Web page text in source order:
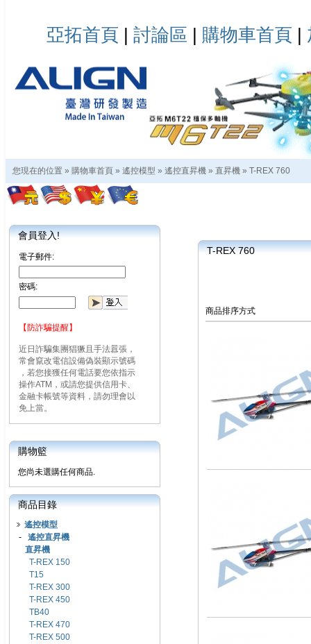
亞拓首頁 | 討論區 | 購物車首頁 |
您現在的位置 » 購物車首頁 » 遙控模型 » 遙控直昇機 » 直昇機 » T-REX 760
會員登入!
電子郵件:
密碼:
【防詐騙提醒】
近日詐騙集團猖獗且手法囂張，
常會竄改電信設備偽裝顯示號碼
，若您接獲任何電話要您依指示
操作ATM，或請您提供信用卡、
金融卡帳號等資料，請勿理會以
免上當。
購物籃
您尚未選購任何商品.
商品目錄
遙控模型
- 遙控直昇機
直昇機
T-REX 150
T15
T-REX 300
T-REX 450
TB40
T-REX 470
T-REX 500
T-REX 760
商品排序方式